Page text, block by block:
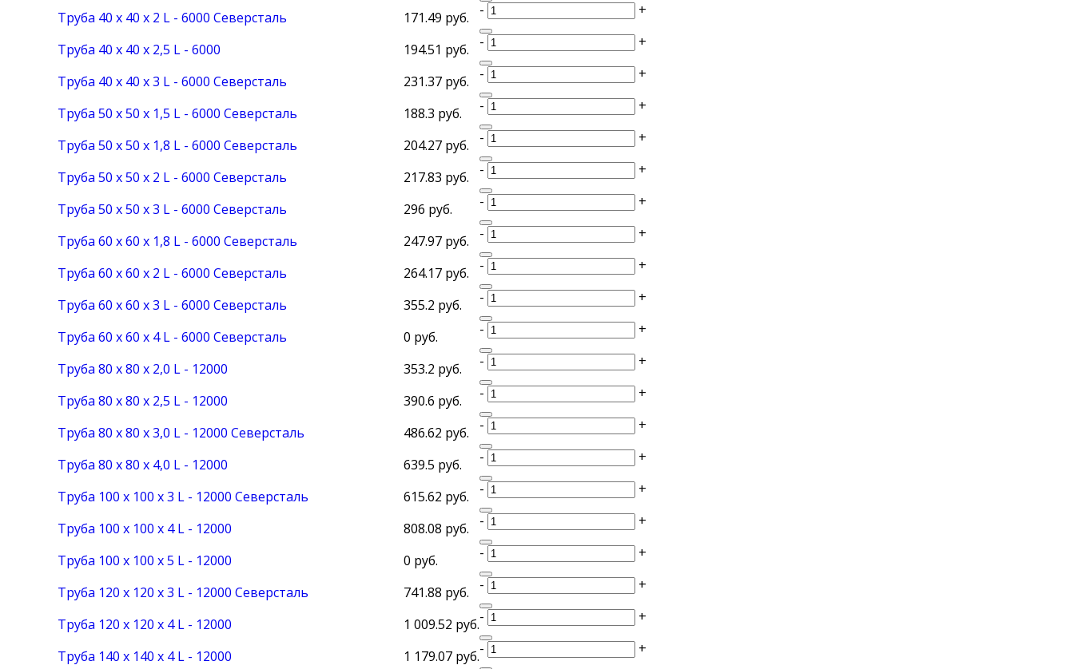
Труба 40 х 40 х 2 L - 6000 Северсталь 171.49 руб. - +
Труба 40 х 40 х 2,5 L - 6000 194.51 руб. - +
Труба 40 х 40 х 3 L - 6000 Северсталь 231.37 руб. - +
Труба 50 х 50 х 1,5 L - 6000 Северсталь 188.3 руб. - +
Труба 50 х 50 х 1,8 L - 6000 Северсталь 204.27 руб. - +
Труба 50 х 50 х 2 L - 6000 Северсталь 217.83 руб. - +
Труба 50 х 50 х 3 L - 6000 Северсталь 296 руб. - +
Труба 60 х 60 х 1,8 L - 6000 Северсталь 247.97 руб. - +
Труба 60 х 60 х 2 L - 6000 Северсталь 264.17 руб. - +
Труба 60 х 60 х 3 L - 6000 Северсталь 355.2 руб. - +
Труба 60 х 60 х 4 L - 6000 Северсталь 0 руб. - +
Труба 80 х 80 х 2,0 L - 12000 353.2 руб. - +
Труба 80 х 80 х 2,5 L - 12000 390.6 руб. - +
Труба 80 х 80 х 3,0 L - 12000 Северсталь 486.62 руб. - +
Труба 80 х 80 х 4,0 L - 12000 639.5 руб. - +
Труба 100 х 100 х 3 L - 12000 Северсталь 615.62 руб. - +
Труба 100 х 100 х 4 L - 12000 808.08 руб. - +
Труба 100 х 100 х 5 L - 12000 0 руб. - +
Труба 120 х 120 х 3 L - 12000 Северсталь 741.88 руб. - +
Труба 120 х 120 х 4 L - 12000 1 009.52 руб.- +
Труба 140 х 140 х 4 L - 12000 1 179.07 руб.- +